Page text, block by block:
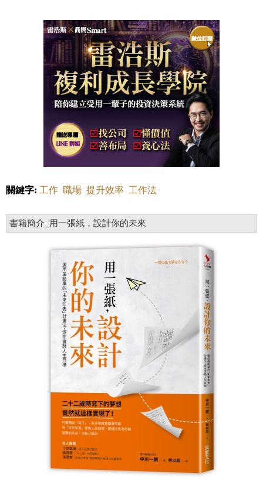
關鍵字: 工作 職場 提升效率 工作法
書籍簡介_用一張紙，設計你的未來